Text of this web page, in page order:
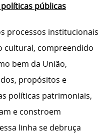
públicas
processos institucionais
cultural, compreendido
bem da União,
propósitos e
políticas patrimoniais,
e constroem
linha se debruça